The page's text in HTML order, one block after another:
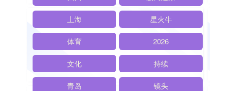
上海 星火牛
体育 2026
文化 持续
青岛 镜头